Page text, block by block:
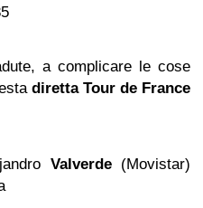
a complicare le cose
diretta Tour de France
Valverde(Movistar)